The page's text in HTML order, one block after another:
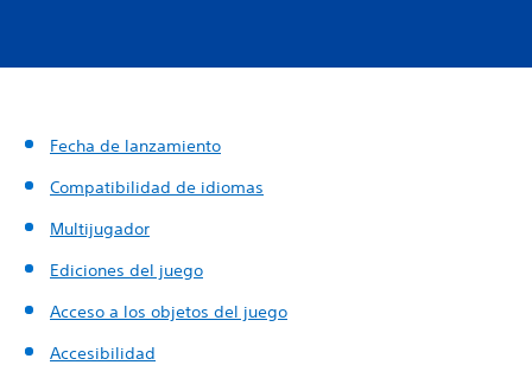
Fecha de lanzamiento
Compatibilidad de idiomas
Multijugador
Ediciones del juego
Acceso a los objetos del juego
Accesibilidad